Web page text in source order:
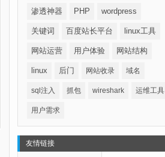
渗透神器 PHP wordpress
关键词 百度站长平台 linux工具
网站运营 用户体验 网站结构
linux 后门 网站收录 域名
sql注入 抓包 wireshark 运维工具
用户需求
友情链接